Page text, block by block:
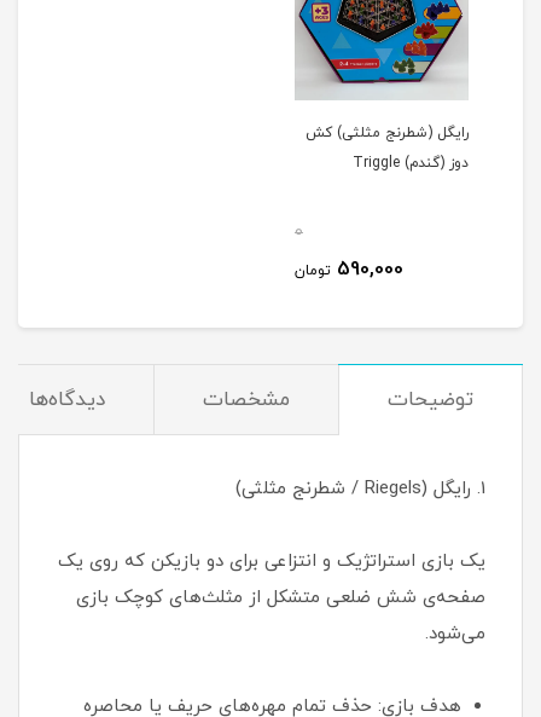
رایگل (شطرنج مثلثی) کش
دوز (گندم) Triggle
0
590,000 تومان
توضیحات مشخصات دیدگاه‌ها
1. رایگل (Riegels / شطرنج مثلثی)
یک بازی استراتژیک و انتزاعی برای دو بازیکن که روی یک
صفحه‌ی شش ضلعی متشکل از مثلث‌های کوچک بازی
می‌شود.
هدف بازی: حذف تمام مهره‌های حریف یا محاصره